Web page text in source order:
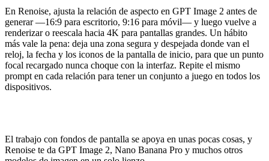
En Renoise, ajusta la relación de aspecto en GPT Image 2 antes de
generar —16:9 para escritorio, 9:16 para móvil— y luego vuelve a
renderizar o reescala hacia 4K para pantallas grandes. Un hábito
más vale la pena: deja una zona segura y despejada donde van el
reloj, la fecha y los iconos de la pantalla de inicio, para que un punto
focal recargado nunca choque con la interfaz. Repite el mismo
prompt en cada relación para tener un conjunto a juego en todos los
dispositivos.
El trabajo con fondos de pantalla se apoya en unas pocas cosas, y
Renoise te da GPT Image 2, Nano Banana Pro y muchos otros